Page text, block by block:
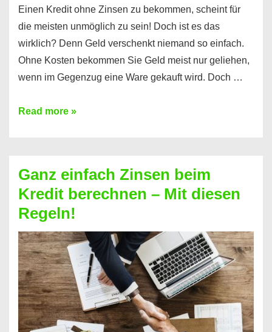
Einen Kredit ohne Zinsen zu bekommen, scheint für
die meisten unmöglich zu sein! Doch ist es das
wirklich? Denn Geld verschenkt niemand so einfach.
Ohne Kosten bekommen Sie Geld meist nur geliehen,
wenn im Gegenzug eine Ware gekauft wird. Doch …
Einen
bekommen?
So
ist
es
möglich!
Read more »
Ganz einfach Zinsen beim
Kredit berechnen – Mit diesen
Regeln!